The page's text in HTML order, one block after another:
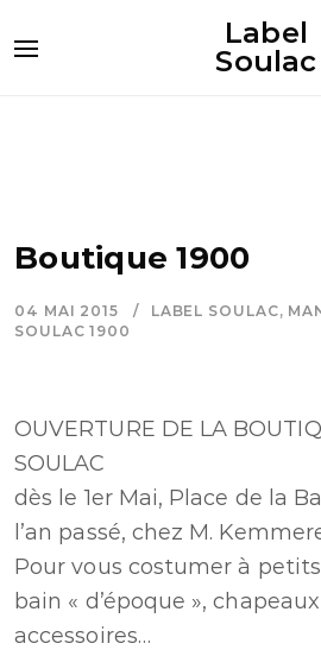
Label
Soulac
Boutique 1900
04 MAI 2015 LABEL SOULAC,
SOULAC 1900
OUVERTURE DE LA
SOULAC
dès le 1er Mai, Place de la
l’an passé, chez M.
Pour vous costumer à
bain « d’époque »,
accessoires…